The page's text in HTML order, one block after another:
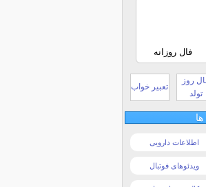
فال روزانه
روز
تولد
تعبیر خواب
اطلاعات دارویی
ویدئوهای فوتبال